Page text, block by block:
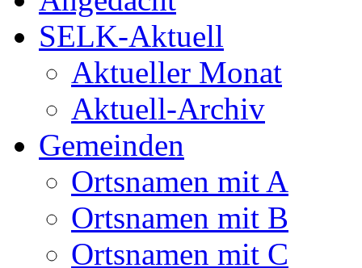
SELK-Aktuell
Aktueller Monat
Aktuell-Archiv
Gemeinden
Ortsnamen mit A
Ortsnamen mit B
Ortsnamen mit C